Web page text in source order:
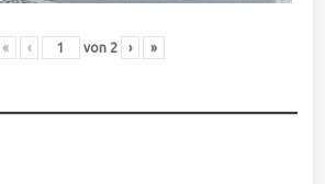
« ‹ von 2 › »